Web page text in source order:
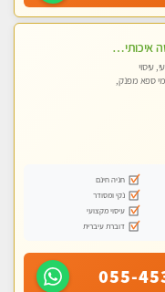
בהוד השרון -מעסה איכותית למאסז מקצועי ומפנק לכל שרירי הגוף
עיסוי
ספא מפנק,
חניה חינם
נקי ומסודר
עיסוי מקצועי
דוברת עיברית
055-